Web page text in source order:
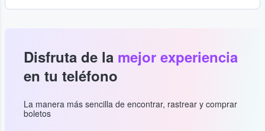
Disfruta de la mejor experiencia
en tu teléfono
La manera más sencilla de encontrar, rastrear y comprar
boletos